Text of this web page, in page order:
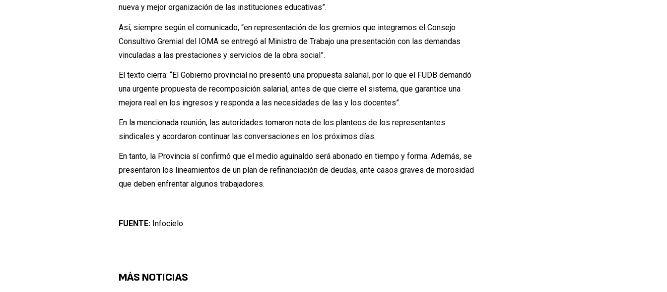
nueva y mejor organización de las instituciones educativas”.
Así, siempre según el comunicado, “en representación de los gremios que integramos el Consejo
Consultivo Gremial del IOMA se entregó al Ministro de Trabajo una presentación con las demandas
vinculadas a las prestaciones y servicios de la obra social”.
El texto cierra: “El Gobierno provincial no presentó una propuesta salarial, por lo que el FUDB demandó
una urgente propuesta de recomposición salarial, antes de que cierre el sistema, que garantice una
mejora real en los ingresos y responda a las necesidades de las y los docentes”.
En la mencionada reunión, las autoridades tomaron nota de los planteos de los representantes
sindicales y acordaron continuar las conversaciones en los próximos días.
En tanto, la Provincia sí confirmó que el medio aguinaldo será abonado en tiempo y forma. Además, se
presentaron los lineamientos de un plan de refinanciación de deudas, ante casos graves de morosidad
que deben enfrentar algunos trabajadores.
FUENTE: Infocielo.
MÁS NOTICIAS